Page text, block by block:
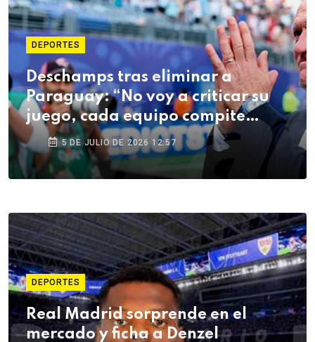
DEPORTES
Deschamps tras eliminar a
Paraguay: “No voy a criticar su
juego, cada equipo compite
como quiere”
5 DE JULIO DE 2026 12:57
DEPORTES
Real Madrid sorprende en el
mercado y ficha a Denzel